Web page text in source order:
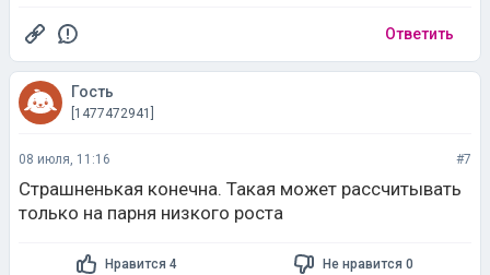
Ответить
Гость
[1477472941]
08 июля, 11:16 #7
Страшненькая конечна. Такая может рассчитывать
только на парня низкого роста
Нравится 4 Не нравится 0